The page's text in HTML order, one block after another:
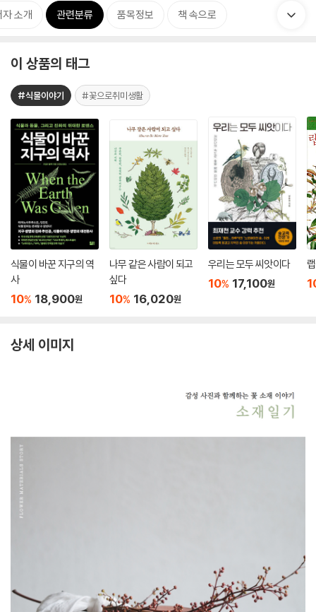
자 소개 관련분류 품목정보 책 속으로
이 상품의 태그
#식물이야기 #꽃으로취미생활
식물이 바꾼 지구의 역
사
10% 18,900원
나무 같은 사람이 되고
싶다
10% 16,020원
우리는 모두 씨앗이다
10% 17,100원
상세 이미지